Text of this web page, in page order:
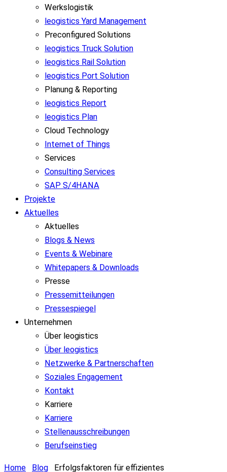
Werkslogistik
leogistics Yard Management
Preconfigured Solutions
leogistics Truck Solution
leogistics Rail Solution
leogistics Port Solution
Planung & Reporting
leogistics Report
leogistics Plan
Cloud Technology
Internet of Things
Services
Consulting Services
SAP S/4HANA
Projekte
Aktuelles
Aktuelles
Blogs & News
Events & Webinare
Whitepapers & Downloads
Presse
Pressemitteilungen
Pressespiegel
Unternehmen
Über leogistics
Über leogistics
Netzwerke & Partnerschaften
Soziales Engagement
Kontakt
Karriere
Karriere
Stellenausschreibungen
Berufseinstieg
Home Blog Erfolgsfaktoren für effizientes